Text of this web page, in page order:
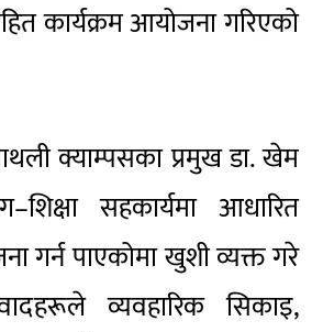
कार्यक्रम आयोजना गरिएको
क्याम्पसका प्रमुख डा. खेम
सहकार्यमा आधारित
गर्न पाएकोमा खुशी व्यक्त गरे
व्यवहारिक सिकाइ,